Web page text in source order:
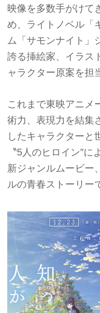
映像を多数手がけて
め、ライトノベル「
ム「サモンナイト」
誇る挿絵家、イラス
ャラクター原案を担
これまで東映アニメ
術力、表現力を結集
したキャラクターと
〝5人のヒロイン″
新ジャンルムービー
ルの青春ストーリー